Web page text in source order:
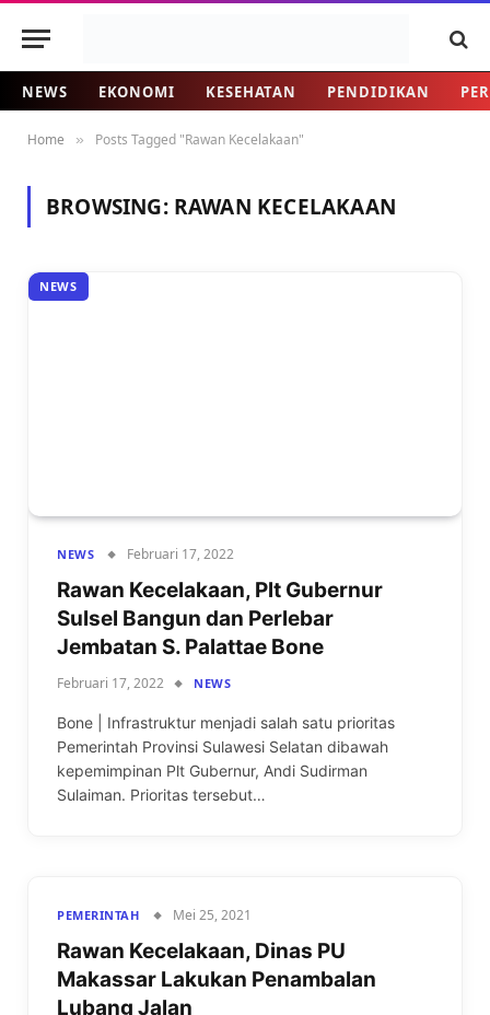
NEWS EKONOMI KESEHATAN PENDIDIKAN
Home » Posts Tagged "Rawan Kecelakaan"
BROWSING: RAWAN KECELAKAAN
NEWS
NEWS Februari 17, 2022
Rawan Kecelakaan, Plt Gubernur
Sulsel Bangun dan Perlebar
Jembatan S. Palattae Bone
Februari 17, 2022 NEWS
Bone | Infrastruktur menjadi salah satu prioritas
Pemerintah Provinsi Sulawesi Selatan dibawah
kepemimpinan Plt Gubernur, Andi Sudirman
Sulaiman. Prioritas tersebut…
PEMERINTAH Mei 25, 2021
Rawan Kecelakaan, Dinas PU
Makassar Lakukan Penambalan
Lubang Jalan